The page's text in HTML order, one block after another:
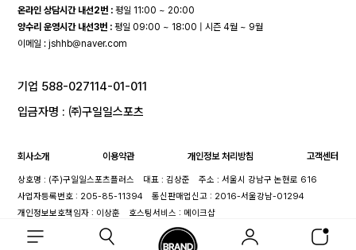
온라인 상담시간 내선2번 : 평일 11:00 ~ 20:00
양수리 운영시간 내선3번 : 평일 09:00 ~ 18:00 | 시즌 4월 ~ 9월
이메일 :jshhb@naver.com
기업 588-027114-01-011
입금자명 : ㈜구일일스포츠
회사소개 이용약관 개인정보 처리방침 고객센터
상호명 : (주)구일일스포츠플러스 대표 : 김상준
주소 : 서울시 강남구 논현로 616
사업자등록번호 : 205-85-11394
통신판매업신고 : 2016-서울강남-01294
개인정보보호책임자 : 이상훈
호스팅서비스 : 메이크샵